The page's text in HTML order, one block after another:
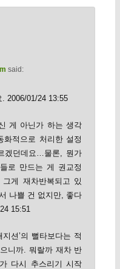
said:
2006/01/24 13:55
게 아닌가 하는 생각
화적으로 처리한 설정
겠던데요…물론, 뭔가
로 만드는 게 권교정
게 재차반복되고 있
나쁠 건 없지만, 좋다
15:51
션’의 뻘타보다는 적
니까. 뭐랄까 재차 반
다시 추스리기 시작